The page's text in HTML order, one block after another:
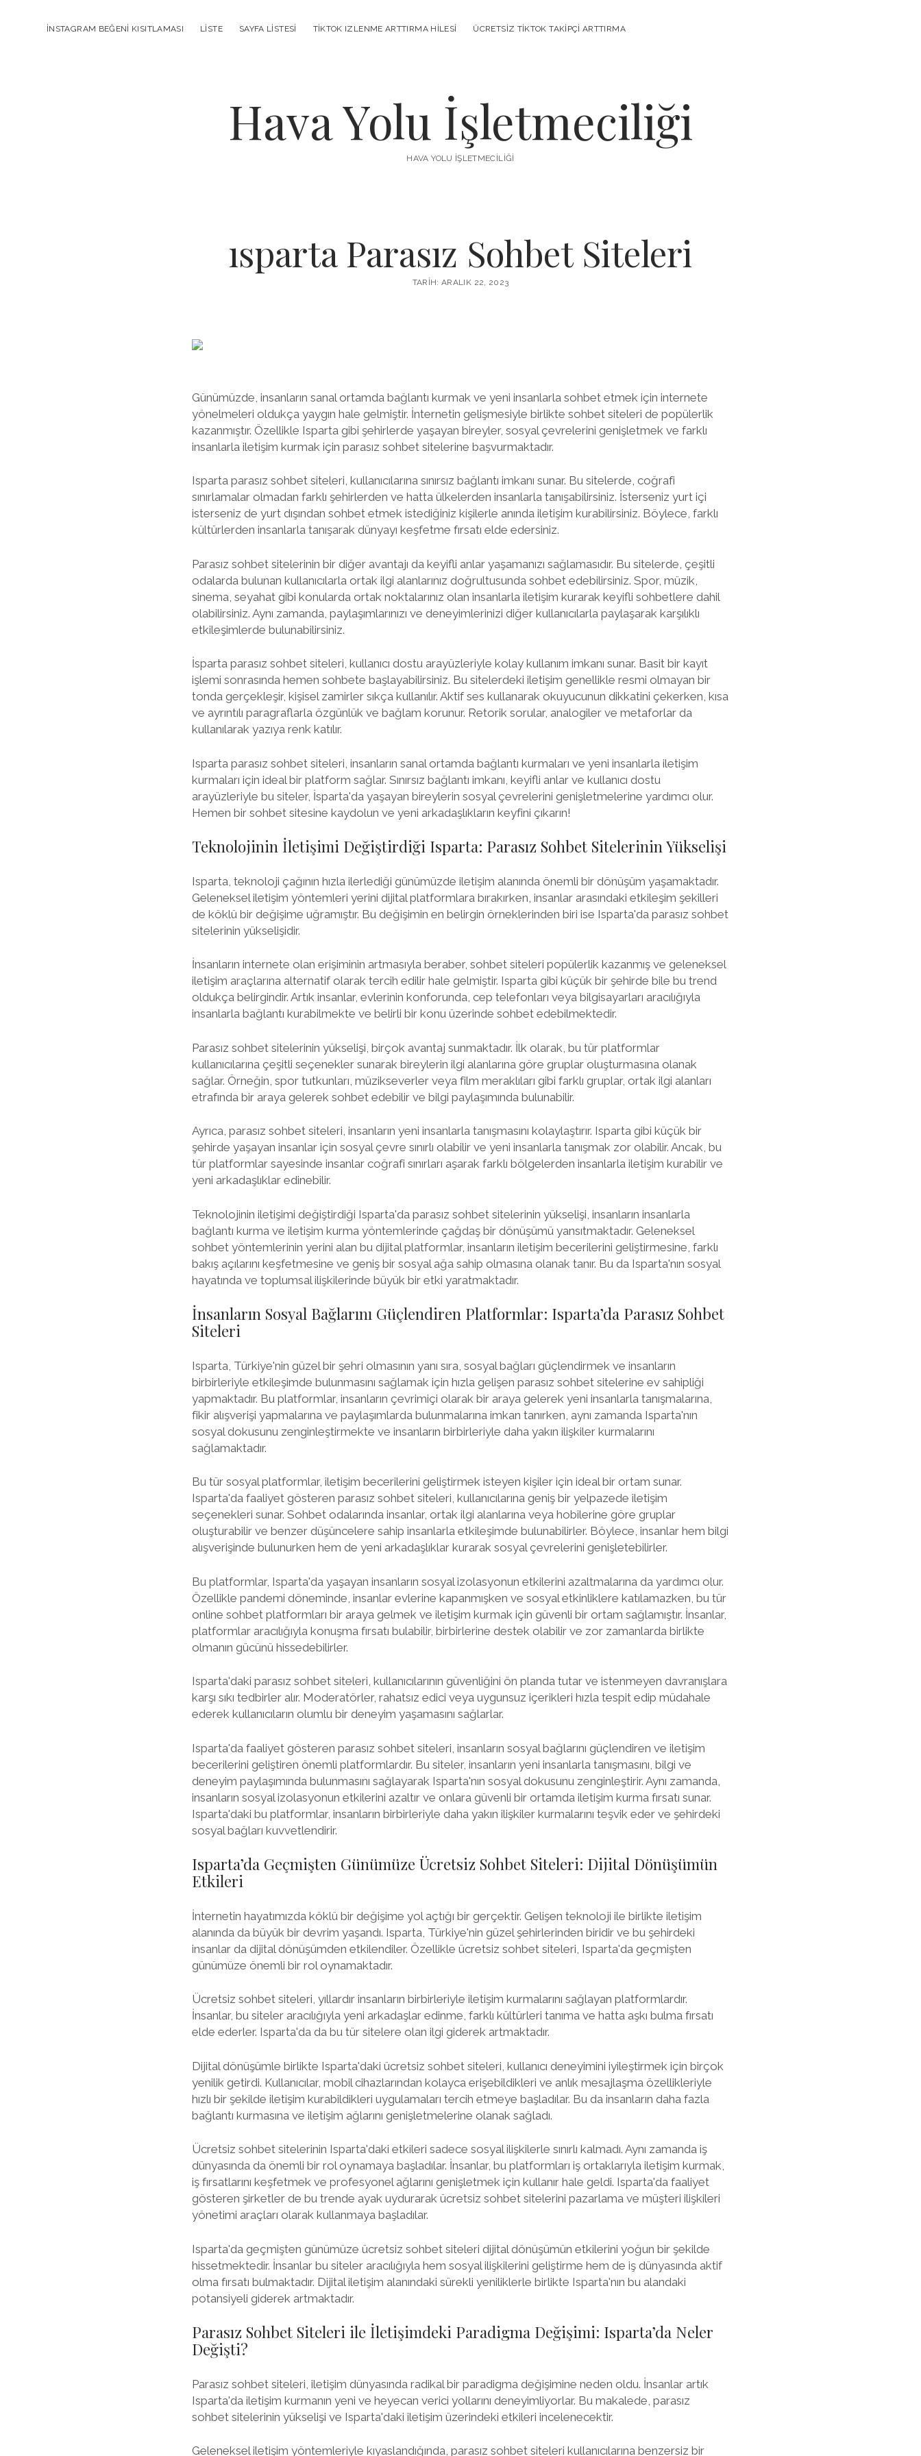
INSTAGRAM BEĞENI KISITLAMASI LISTE SAYFA LISTESI TIKTOK IZLENME ARTTIRMA HILESI ÜCRETSIZ TIKTOK TAKIPÇI ARTTIRMA
Hava Yolu İşletmeciliği
HAVA YOLU İŞLETMECILIĞI
ısparta Parasız Sohbet Siteleri
TARIH: ARALIK 22, 2023
Günümüzde, insanların sanal ortamda bağlantı kurmak ve yeni insanlarla sohbet etmek için internete
yönelmeleri oldukça yaygın hale gelmiştir. İnternetin gelişmesiyle birlikte sohbet siteleri de popülerlik
kazanmıştır. Özellikle Isparta gibi şehirlerde yaşayan bireyler, sosyal çevrelerini genişletmek ve farklı
insanlarla iletişim kurmak için parasız sohbet sitelerine başvurmaktadır.
Isparta parasız sohbet siteleri, kullanıcılarına sınırsız bağlantı imkanı sunar. Bu sitelerde, coğrafi
sınırlamalar olmadan farklı şehirlerden ve hatta ülkelerden insanlarla tanışabilirsiniz. İsterseniz yurt içi
isterseniz de yurt dışından sohbet etmek istediğiniz kişilerle anında iletişim kurabilirsiniz. Böylece, farklı
kültürlerden insanlarla tanışarak dünyayı keşfetme fırsatı elde edersiniz.
Parasız sohbet sitelerinin bir diğer avantajı da keyifli anlar yaşamanızı sağlamasıdır. Bu sitelerde, çeşitli
odalarda bulunan kullanıcılarla ortak ilgi alanlarınız doğrultusunda sohbet edebilirsiniz. Spor, müzik,
sinema, seyahat gibi konularda ortak noktalarınız olan insanlarla iletişim kurarak keyifli sohbetlere dahil
olabilirsiniz. Aynı zamanda, paylaşımlarınızı ve deneyimlerinizi diğer kullanıcılarla paylaşarak karşılıklı
etkileşimlerde bulunabilirsiniz.
İsparta parasız sohbet siteleri, kullanıcı dostu arayüzleriyle kolay kullanım imkanı sunar. Basit bir kayıt
işlemi sonrasında hemen sohbete başlayabilirsiniz. Bu sitelerdeki iletişim genellikle resmi olmayan bir
tonda gerçekleşir, kişisel zamirler sıkça kullanılır. Aktif ses kullanarak okuyucunun dikkatini çekerken, kısa
ve ayrıntılı paragraflarla özgünlük ve bağlam korunur. Retorik sorular, analogiler ve metaforlar da
kullanılarak yazıya renk katılır.
Isparta parasız sohbet siteleri, insanların sanal ortamda bağlantı kurmaları ve yeni insanlarla iletişim
kurmaları için ideal bir platform sağlar. Sınırsız bağlantı imkanı, keyifli anlar ve kullanıcı dostu
arayüzleriyle bu siteler, İsparta'da yaşayan bireylerin sosyal çevrelerini genişletmelerine yardımcı olur.
Hemen bir sohbet sitesine kaydolun ve yeni arkadaşlıkların keyfini çıkarın!
Teknolojinin İletişimi Değiştirdiği Isparta: Parasız Sohbet Sitelerinin Yükselişi
Isparta, teknoloji çağının hızla ilerlediği günümüzde iletişim alanında önemli bir dönüşüm yaşamaktadır.
Geleneksel iletişim yöntemleri yerini dijital platformlara bırakırken, insanlar arasındaki etkileşim şekilleri
de köklü bir değişime uğramıştır. Bu değişimin en belirgin örneklerinden biri ise Isparta'da parasız sohbet
sitelerinin yükselişidir.
İnsanların internete olan erişiminin artmasıyla beraber, sohbet siteleri popülerlik kazanmış ve geleneksel
iletişim araçlarına alternatif olarak tercih edilir hale gelmiştir. Isparta gibi küçük bir şehirde bile bu trend
oldukça belirgindir. Artık insanlar, evlerinin konforunda, cep telefonları veya bilgisayarları aracılığıyla
insanlarla bağlantı kurabilmekte ve belirli bir konu üzerinde sohbet edebilmektedir.
Parasız sohbet sitelerinin yükselişi, birçok avantaj sunmaktadır. İlk olarak, bu tür platformlar
kullanıcılarına çeşitli seçenekler sunarak bireylerin ilgi alanlarına göre gruplar oluşturmasına olanak
sağlar. Örneğin, spor tutkunları, müzikseverler veya film meraklıları gibi farklı gruplar, ortak ilgi alanları
etrafında bir araya gelerek sohbet edebilir ve bilgi paylaşımında bulunabilir.
Ayrıca, parasız sohbet siteleri, insanların yeni insanlarla tanışmasını kolaylaştırır. Isparta gibi küçük bir
şehirde yaşayan insanlar için sosyal çevre sınırlı olabilir ve yeni insanlarla tanışmak zor olabilir. Ancak, bu
tür platformlar sayesinde insanlar coğrafi sınırları aşarak farklı bölgelerden insanlarla iletişim kurabilir ve
yeni arkadaşlıklar edinebilir.
Teknolojinin iletişimi değiştirdiği Isparta'da parasız sohbet sitelerinin yükselişi, insanların insanlarla
bağlantı kurma ve iletişim kurma yöntemlerinde çağdaş bir dönüşümü yansıtmaktadır. Geleneksel
sohbet yöntemlerinin yerini alan bu dijital platformlar, insanların iletişim becerilerini geliştirmesine, farklı
bakış açılarını keşfetmesine ve geniş bir sosyal ağa sahip olmasına olanak tanır. Bu da Isparta'nın sosyal
hayatında ve toplumsal ilişkilerinde büyük bir etki yaratmaktadır.
İnsanların Sosyal Bağlarını Güçlendiren Platformlar: Isparta’da Parasız Sohbet
Siteleri
Isparta, Türkiye'nin güzel bir şehri olmasının yanı sıra, sosyal bağları güçlendirmek ve insanların
birbirleriyle etkileşimde bulunmasını sağlamak için hızla gelişen parasız sohbet sitelerine ev sahipliği
yapmaktadır. Bu platformlar, insanların çevrimiçi olarak bir araya gelerek yeni insanlarla tanışmalarına,
fikir alışverişi yapmalarına ve paylaşımlarda bulunmalarına imkan tanırken, aynı zamanda Isparta'nın
sosyal dokusunu zenginleştirmekte ve insanların birbirleriyle daha yakın ilişkiler kurmalarını
sağlamaktadır.
Bu tür sosyal platformlar, iletişim becerilerini geliştirmek isteyen kişiler için ideal bir ortam sunar.
Isparta'da faaliyet gösteren parasız sohbet siteleri, kullanıcılarına geniş bir yelpazede iletişim
seçenekleri sunar. Sohbet odalarında insanlar, ortak ilgi alanlarına veya hobilerine göre gruplar
oluşturabilir ve benzer düşüncelere sahip insanlarla etkileşimde bulunabilirler. Böylece, insanlar hem bilgi
alışverişinde bulunurken hem de yeni arkadaşlıklar kurarak sosyal çevrelerini genişletebilirler.
Bu platformlar, Isparta'da yaşayan insanların sosyal izolasyonun etkilerini azaltmalarına da yardımcı olur.
Özellikle pandemi döneminde, insanlar evlerine kapanmışken ve sosyal etkinliklere katılamazken, bu tür
online sohbet platformları bir araya gelmek ve iletişim kurmak için güvenli bir ortam sağlamıştır. İnsanlar,
platformlar aracılığıyla konuşma fırsatı bulabilir, birbirlerine destek olabilir ve zor zamanlarda birlikte
olmanın gücünü hissedebilirler.
Isparta'daki parasız sohbet siteleri, kullanıcılarının güvenliğini ön planda tutar ve istenmeyen davranışlara
karşı sıkı tedbirler alır. Moderatörler, rahatsız edici veya uygunsuz içerikleri hızla tespit edip müdahale
ederek kullanıcıların olumlu bir deneyim yaşamasını sağlarlar.
Isparta'da faaliyet gösteren parasız sohbet siteleri, insanların sosyal bağlarını güçlendiren ve iletişim
becerilerini geliştiren önemli platformlardır. Bu siteler, insanların yeni insanlarla tanışmasını, bilgi ve
deneyim paylaşımında bulunmasını sağlayarak Isparta'nın sosyal dokusunu zenginleştirir. Aynı zamanda,
insanların sosyal izolasyonun etkilerini azaltır ve onlara güvenli bir ortamda iletişim kurma fırsatı sunar.
Isparta'daki bu platformlar, insanların birbirleriyle daha yakın ilişkiler kurmalarını teşvik eder ve şehirdeki
sosyal bağları kuvvetlendirir.
Isparta’da Geçmişten Günümüze Ücretsiz Sohbet Siteleri: Dijital Dönüşümün
Etkileri
İnternetin hayatımızda köklü bir değişime yol açtığı bir gerçektir. Gelişen teknoloji ile birlikte iletişim
alanında da büyük bir devrim yaşandı. Isparta, Türkiye'nin güzel şehirlerinden biridir ve bu şehirdeki
insanlar da dijital dönüşümden etkilendiler. Özellikle ücretsiz sohbet siteleri, Isparta'da geçmişten
günümüze önemli bir rol oynamaktadır.
Ücretsiz sohbet siteleri, yıllardır insanların birbirleriyle iletişim kurmalarını sağlayan platformlardır.
İnsanlar, bu siteler aracılığıyla yeni arkadaşlar edinme, farklı kültürleri tanıma ve hatta aşkı bulma fırsatı
elde ederler. Isparta'da da bu tür sitelere olan ilgi giderek artmaktadır.
Dijital dönüşümle birlikte Isparta'daki ücretsiz sohbet siteleri, kullanıcı deneyimini iyileştirmek için birçok
yenilik getirdi. Kullanıcılar, mobil cihazlarından kolayca erişebildikleri ve anlık mesajlaşma özellikleriyle
hızlı bir şekilde iletişim kurabildikleri uygulamaları tercih etmeye başladılar. Bu da insanların daha fazla
bağlantı kurmasına ve iletişim ağlarını genişletmelerine olanak sağladı.
Ücretsiz sohbet sitelerinin Isparta'daki etkileri sadece sosyal ilişkilerle sınırlı kalmadı. Aynı zamanda iş
dünyasında da önemli bir rol oynamaya başladılar. İnsanlar, bu platformları iş ortaklarıyla iletişim kurmak,
iş fırsatlarını keşfetmek ve profesyonel ağlarını genişletmek için kullanır hale geldi. Isparta'da faaliyet
gösteren şirketler de bu trende ayak uydurarak ücretsiz sohbet sitelerini pazarlama ve müşteri ilişkileri
yönetimi araçları olarak kullanmaya başladılar.
Isparta'da geçmişten günümüze ücretsiz sohbet siteleri dijital dönüşümün etkilerini yoğun bir şekilde
hissetmektedir. İnsanlar bu siteler aracılığıyla hem sosyal ilişkilerini geliştirme hem de iş dünyasında aktif
olma fırsatı bulmaktadır. Dijital iletişim alanındaki sürekli yeniliklerle birlikte Isparta'nın bu alandaki
potansiyeli giderek artmaktadır.
Parasız Sohbet Siteleri ile İletişimdeki Paradigma Değişimi: Isparta’da Neler
Değişti?
Parasız sohbet siteleri, iletişim dünyasında radikal bir paradigma değişimine neden oldu. İnsanlar artık
Isparta'da iletişim kurmanın yeni ve heyecan verici yollarını deneyimliyorlar. Bu makalede, parasız
sohbet sitelerinin yükselişi ve Isparta'daki iletişim üzerindeki etkileri incelenecektir.
Geleneksel iletişim yöntemleriyle kıyaslandığında, parasız sohbet siteleri kullanıcılarına benzersiz bir